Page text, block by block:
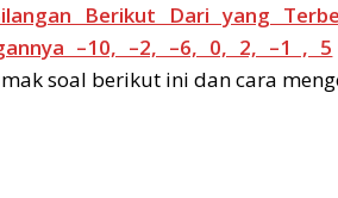
Berikut Dari yang
–10, –2, –6, 0, 2, –1 , 5
soal berikut ini dan cara